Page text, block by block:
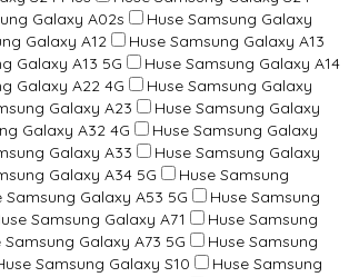
Galaxy A02s
Huse Samsung Galaxy
Galaxy A12
Huse Samsung Galaxy A13
Galaxy A13 5G
Huse Samsung Galaxy A14
Galaxy A22 4G
Huse Samsung Galaxy
Galaxy A23
Huse Samsung Galaxy
Galaxy A32 4G
Huse Samsung Galaxy
Galaxy A33
Huse Samsung Galaxy
Galaxy A34 5G
Huse Samsung
Samsung Galaxy A53 5G
Huse Samsung
Samsung Galaxy A71
Huse Samsung
Samsung Galaxy A73 5G
Huse Samsung
Samsung Galaxy S10
Huse Samsung